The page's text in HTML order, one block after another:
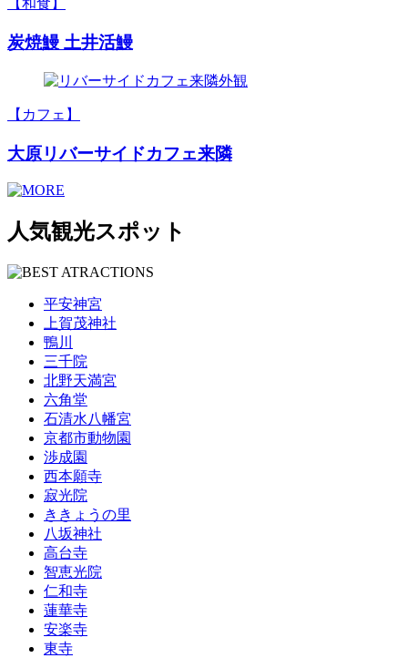
【和食】
炭焼鰻 土井活鰻
【カフェ】
大原リバーサイドカフェ来隣
人気観光スポット
平安神宮
上賀茂神社
鴨川
三千院
北野天満宮
六角堂
石清水八幡宮
京都市動物園
渉成園
西本願寺
寂光院
ききょうの里
八坂神社
高台寺
智恵光院
仁和寺
蓮華寺
安楽寺
東寺